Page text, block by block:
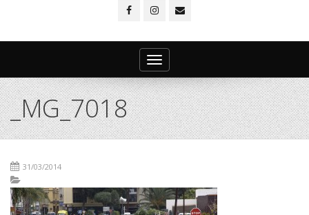
Toggle
navigation
_MG_7018
31/03/2014